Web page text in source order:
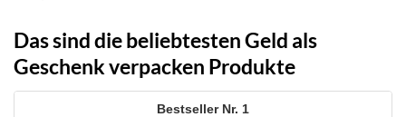
Das sind die beliebtesten Geld als
Geschenk verpacken Produkte
1